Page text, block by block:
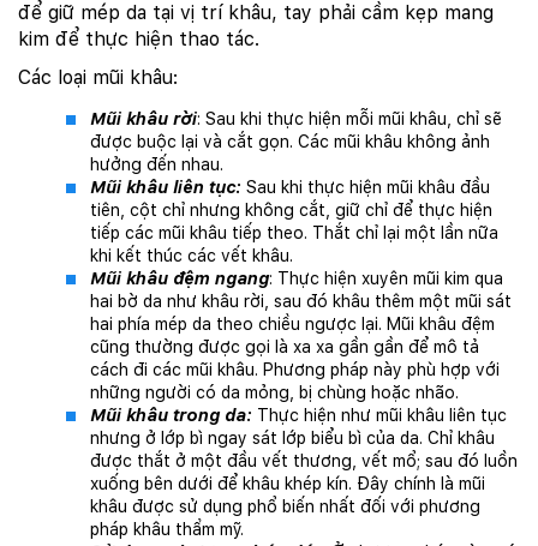
để giữ mép da tại vị trí khâu, tay phải cầm kẹp mang
kim để thực hiện thao tác.
Các loại mũi khâu:
Mũi khâu rời: Sau khi thực hiện mỗi mũi khâu, chỉ sẽ
được buộc lại và cắt gọn. Các mũi khâu không ảnh
hưởng đến nhau.
Mũi khâu liên tục: Sau khi thực hiện mũi khâu đầu
tiên, cột chỉ nhưng không cắt, giữ chỉ để thực hiện
tiếp các mũi khâu tiếp theo. Thắt chỉ lại một lần nữa
khi kết thúc các vết khâu.
Mũi khâu đệm ngang: Thực hiện xuyên mũi kim qua
hai bờ da như khâu rời, sau đó khâu thêm một mũi sát
hai phía mép da theo chiều ngược lại. Mũi khâu đệm
cũng thường được gọi là xa xa gần gần để mô tả
cách đi các mũi khâu. Phương pháp này phù hợp với
những người có da mỏng, bị chùng hoặc nhão.
Mũi khâu trong da: Thực hiện như mũi khâu liên tục
nhưng ở lớp bì ngay sát lớp biểu bì của da. Chỉ khâu
được thắt ở một đầu vết thương, vết mổ; sau đó luồn
xuống bên dưới để khâu khép kín. Đây chính là mũi
khâu được sử dụng phổ biến nhất đối với phương
pháp khâu thẩm mỹ.